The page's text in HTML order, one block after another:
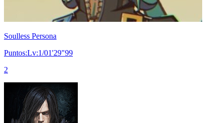
Soulless Persona
Puntos:Lv:1/01'29"99
2